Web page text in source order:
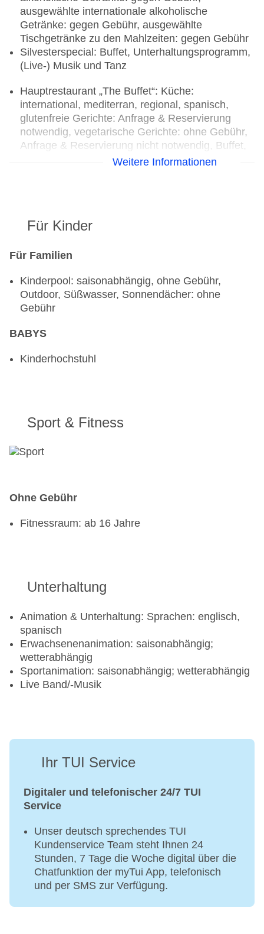
ausgewählte internationale alkoholische
Getränke: gegen Gebühr, ausgewählte
Tischgetränke zu den Mahlzeiten: gegen Gebühr
Silvesterspecial: Buffet, Unterhaltungsprogramm,
(Live-) Musik und Tanz
Hauptrestaurant „The Buffet“: Küche:
international, mediterran, regional, spanisch,
glutenfreie Gerichte: Anfrage & Reservierung
notwendig, vegetarische Gerichte: ohne Gebühr,
Anfrage & Reservierung nicht notwendig, Buffet,
Showcooking, klimatisierbar, Kinderhochstuhl
Weitere Informationen
Für Kinder
Für Familien
Kinderpool: saisonabhängig, ohne Gebühr,
Outdoor, Süßwasser, Sonnendächer: ohne
Gebühr
BABYS
Kinderhochstuhl
Sport & Fitness
Ohne Gebühr
Fitnessraum: ab 16 Jahre
Unterhaltung
Animation & Unterhaltung: Sprachen: englisch,
spanisch
Erwachsenenanimation: saisonabhängig;
wetterabhängig
Sportanimation: saisonabhängig; wetterabhängig
Live Band/-Musik
Ihr TUI Service
Digitaler und telefonischer 24/7 TUI
Service
Unser deutsch sprechendes TUI
Kundenservice Team steht Ihnen 24
Stunden, 7 Tage die Woche digital über die
Chatfunktion der myTui App, telefonisch
und per SMS zur Verfügung.